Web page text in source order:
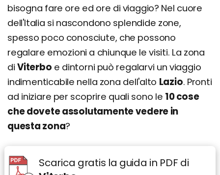
bisogna fare ore ed ore di viaggio? Nel cuore
dell'Italia si nascondono splendide zone,
spesso poco conosciute, che possono
regalare emozioni a chiunque le visiti. La zona
di Viterbo e dintorni può regalarvi un viaggio
indimenticabile nella zona dell'alto Lazio. Pronti
ad iniziare per scoprire quali sono le 10 cose
che dovete assolutamente vedere in
questa zona?
Scarica gratis la guida in PDF di